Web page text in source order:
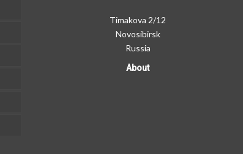
page
Timakova 2/12
Novosibirsk
Russia
About